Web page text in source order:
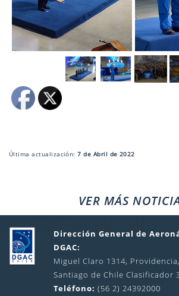
Última actualización:7 de Abril de 2022
VER MÁS
Dirección General de
DGAC:
Miguel Claro 1314, Providencia,
Santiago de Chile Clasificador
Teléfono: (56 2) 24392000